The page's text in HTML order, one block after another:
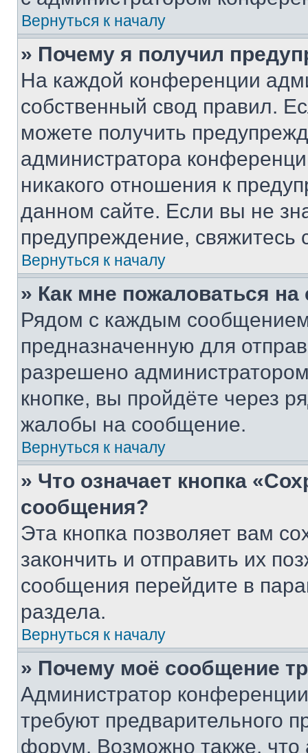
Вернуться к началу
» Почему я получил
На каждой конференции
собственный свод правил.
можете получить
администратора
никакого отношения к
данном сайте. Если вы не
предупреждение,
Вернуться к началу
» Как мне пожаловаться
Рядом с каждым сообщением
предназначенную для
разрешено
кнопке, вы пройдёте через
жалобы на сообщение.
Вернуться к началу
» Что означает кнопка
сообщения?
Эта кнопка позволяет вам
закончить и отправить их
сообщения перейдите в
раздела.
Вернуться к началу
» Почему моё сообщение
Администратор
требуют предварительного
форум. Возможно также, что